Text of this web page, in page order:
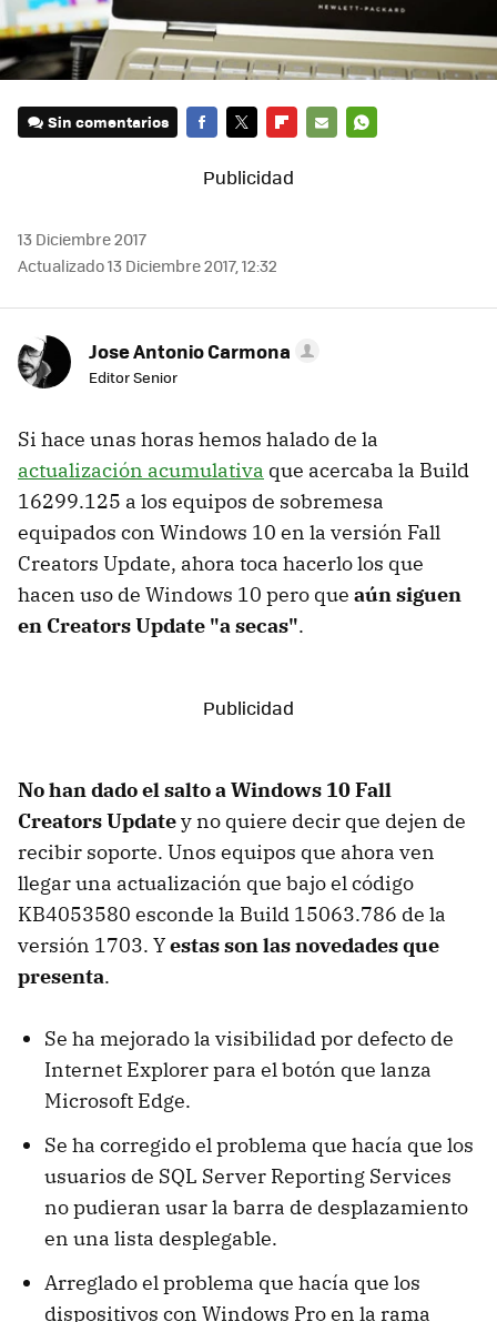
Sin comentarios
13 Diciembre 2017
Actualizado 13 Diciembre 2017, 12:32
Jose Antonio Carmona
Editor Senior
Si hace unas horas hemos halado de la
actualización acumulativa que acercaba la Build
16299.125 a los equipos de sobremesa
equipados con Windows 10 en la versión Fall
Creators Update, ahora toca hacerlo los que
hacen uso de Windows 10 pero que aún siguen
en Creators Update "a secas".
No han dado el salto a Windows 10 Fall
Creators Updatey no quiere decir que dejen de
recibir soporte. Unos equipos que ahora ven
llegar una actualización que bajo el código
KB4053580 esconde la Build 15063.786 de la
versión 1703. Yestas son las novedades que
presenta.
Se ha mejorado la visibilidad por defecto de
Internet Explorer para el botón que lanza
Microsoft Edge.
Se ha corregido el problema que hacía que los
usuarios de SQL Server Reporting Services
no pudieran usar la barra de desplazamiento
en una lista desplegable.
Arreglado el problema que hacía que los
dispositivos con Windows Pro en la rama